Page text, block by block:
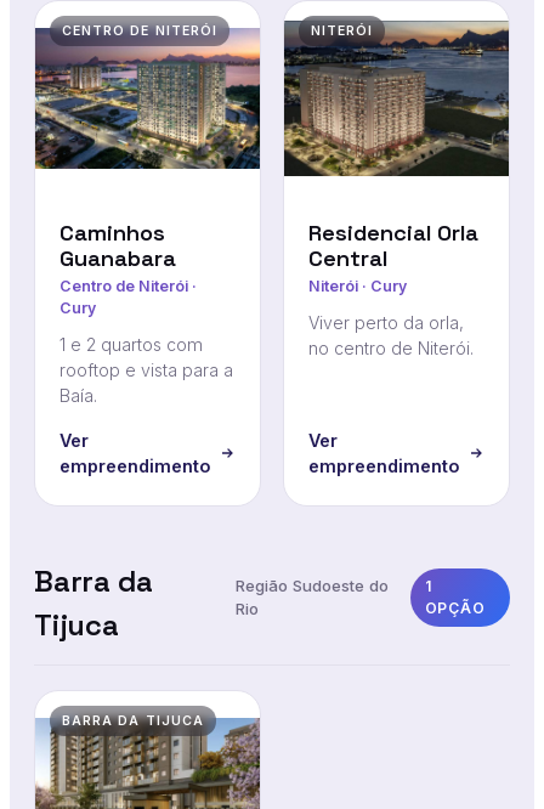
CENTRO DE NITERÓI
Caminhos
Guanabara
Centro de Niterói ·
Cury
1 e 2 quartos com
rooftop e vista para a
Baía.
Ver
empreendimento
NITERÓI
Residencial Orla
Central
Niterói · Cury
Viver perto da orla,
no centro de Niterói.
Ver
empreendimento
Barra da
Tijuca
Região Sudoeste do
Rio
1
OPÇÃO
BARRA DA TIJUCA